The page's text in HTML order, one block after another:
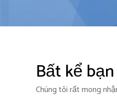
Bất kể
Chúng tôi rất mong